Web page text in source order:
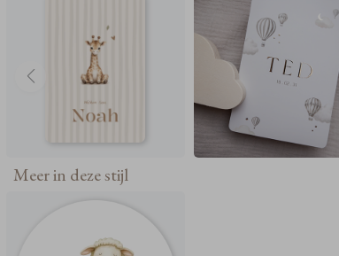
Meer in deze stijl